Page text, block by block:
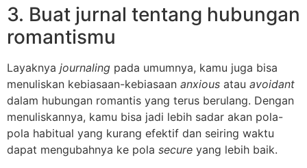
3. Buat jurnal tentang hubungan
romantismu
Layaknya journaling pada umumnya, kamu juga bisa
menuliskan kebiasaan-kebiasaan anxious atau avoidant
dalam hubungan romantis yang terus berulang. Dengan
menuliskannya, kamu bisa jadi lebih sadar akan pola-
pola habitual yang kurang efektif dan seiring waktu
dapat mengubahnya ke pola secure yang lebih baik.